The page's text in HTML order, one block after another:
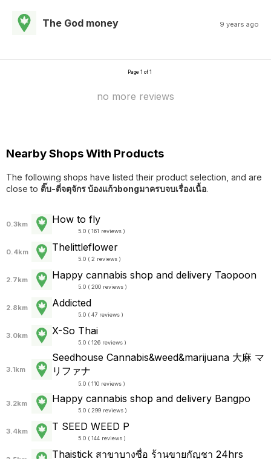
The God money 9 years ago
Page 1 of 1
no more reviews
Nearby Shops With Products
The following shops have listed their product selection, and are
close to ติ๊บ-ตี่จตุจักร บ้องแก้วbongมาครบจบเรื่องเนื้อ.
0.3km How to fly
5.0 ( 161 reviews )
0.4km Thelittleflower
5.0 ( 2 reviews )
2.7km Happy cannabis shop and delivery Taopoon
5.0 ( 200 reviews )
2.8km Addicted
5.0 ( 47 reviews )
3.0km X-So Thai
5.0 ( 126 reviews )
3.1km
Seedhouse Cannabis&weed&marijuana 大麻 マ
リファナ
5.0 ( 110 reviews )
3.2km Happy cannabis shop and delivery Bangpo
5.0 ( 299 reviews )
3.4km T SEED WEED P
5.0 ( 144 reviews )
Thaistick สาขาบางซื่อ ร้านขายกัญชา 24hrs